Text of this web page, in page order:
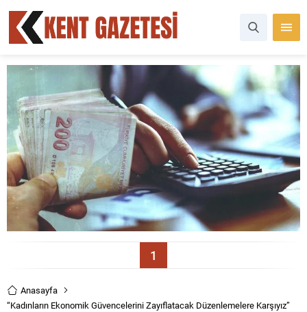
1
Anasayfa
“Kadınların Ekonomik Güvencelerini Zayıflatacak Düzenlemelere Karşıyız”